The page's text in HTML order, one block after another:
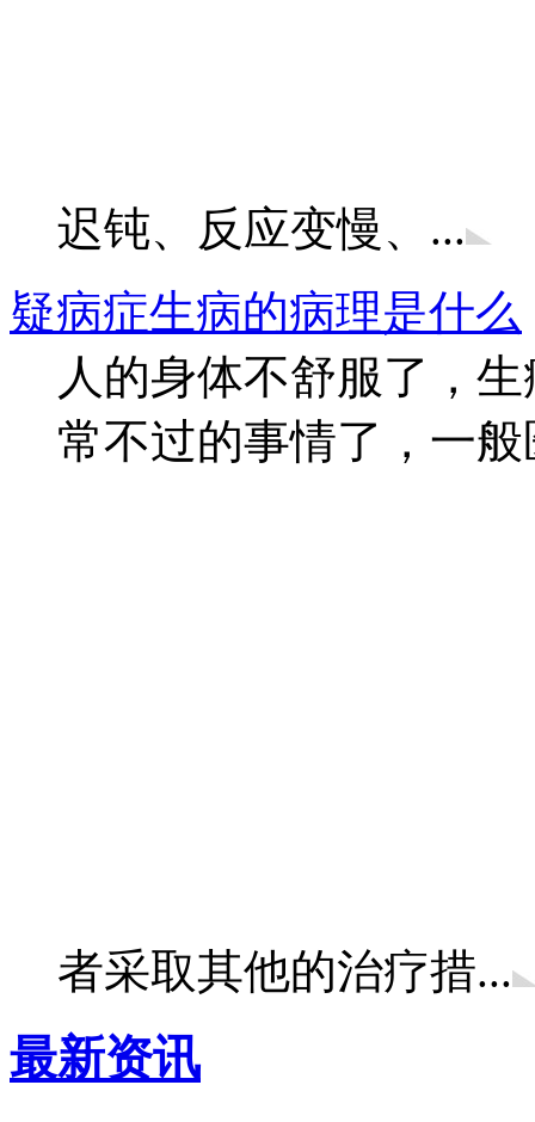
迟钝、反应变慢、...
疑病症生病的病理是什么
人的身体不舒服了，
常不过的事情了，一
者采取其他的治疗措...
最新资讯